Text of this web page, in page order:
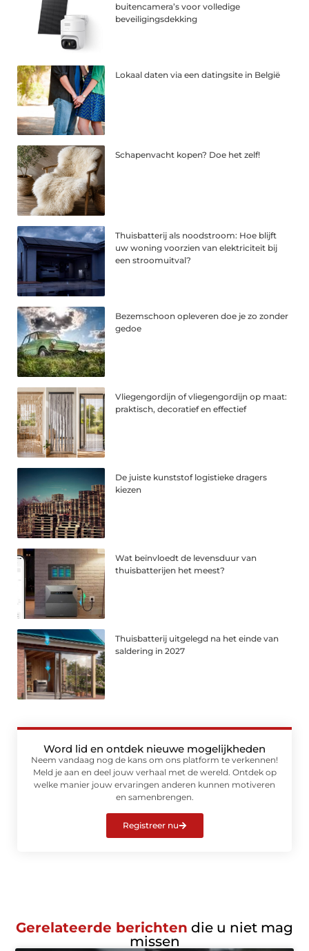
buitencamera’s voor volledige
beveiligingsdekking
Lokaal daten via een datingsite in België
Schapenvacht kopen? Doe het zelf!
Thuisbatterij als noodstroom: Hoe blijft
uw woning voorzien van elektriciteit bij
een stroomuitval?
Bezemschoon opleveren doe je zo zonder
gedoe
Vliegengordijn of vliegengordijn op maat:
praktisch, decoratief en effectief
De juiste kunststof logistieke dragers
kiezen
Wat beïnvloedt de levensduur van
thuisbatterijen het meest?
Thuisbatterij uitgelegd na het einde van
saldering in 2027
Word lid en ontdek nieuwe mogelijkheden
Neem vandaag nog de kans om ons platform te verkennen!
Meld je aan en deel jouw verhaal met de wereld. Ontdek op
welke manier jouw ervaringen anderen kunnen motiveren
en samenbrengen.
Registreer nu
Gerelateerde berichten die u niet mag
missen